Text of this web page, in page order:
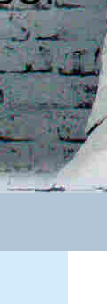
Перейти
к
содержанию